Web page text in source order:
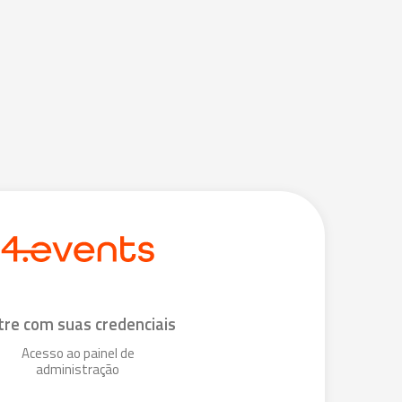
com suas credenciais
Acesso ao painel de
administração